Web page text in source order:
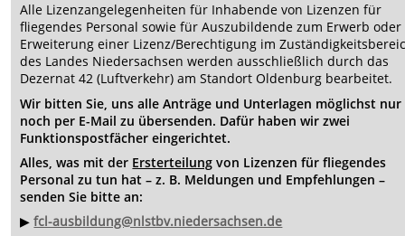
Alle Lizenzangelegenheiten für Inhabende von Lizenzen für
fliegendes Personal sowie für Auszubildende zum Erwerb
Erweiterung einer Lizenz/Berechtigung im
des Landes Niedersachsen werden ausschließlich durch das
Dezernat 42 (Luftverkehr) am Standort Oldenburg bearbeitet.
Wir bitten Sie, uns alle Anträge und Unterlagen möglichst nur
noch per E-Mail zu übersenden. Dafür haben wir zwei
Funktionspostfächer eingerichtet.
Alles, was mit der Ersterteilung von Lizenzen für fliegendes
Personal zu tun hat – z. B. Meldungen und Empfehlungen –
senden Sie bitte an:
▶fcl-ausbildung@nlstbv.niedersachsen.de